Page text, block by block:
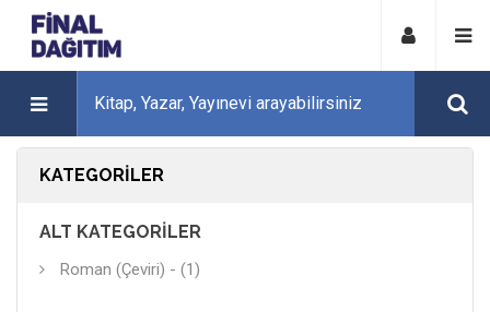
KATEGORILER
ALT KATEGORILER
Roman (Çeviri) - (1)